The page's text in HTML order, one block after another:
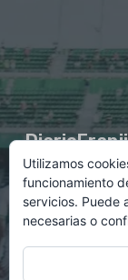
Utilizamos
funcionamiento
servicios. Puede
necesarias o